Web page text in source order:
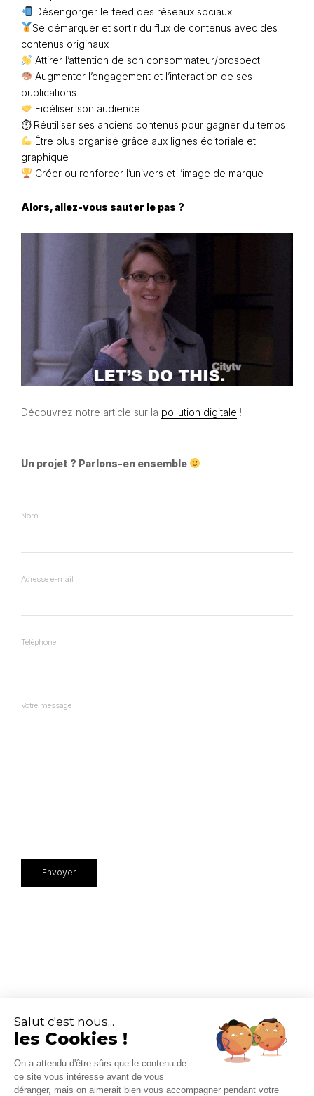
Désengorger le feed des réseaux sociaux
Se démarquer et sortir du flux de contenus avec des
contenus originaux
Attirer l’attention de son consommateur/prospect
Augmenter l’engagement et l’interaction de ses
publications
Fidéliser son audience
⏱ Réutiliser ses anciens contenus pour gagner du temps
Être plus organisé grâce aux lignes éditoriale et
graphique
Créer ou renforcer l’univers et l’image de marque
Alors, allez-vous sauter le pas ?
Découvrez notre article sur la pollution digitale !
Un projet ? Parlons-en ensemble
Nom
Adresse e-mail
Téléphone
Votre message
Le Monde Change
75002 Paris
01 83 95 44 64
Salut c'est nous...
les Cookies !
On a attendu d'être sûrs que le contenu de
ce site vous intéresse avant de vous
déranger, mais on aimerait bien vous accompagner pendant votre